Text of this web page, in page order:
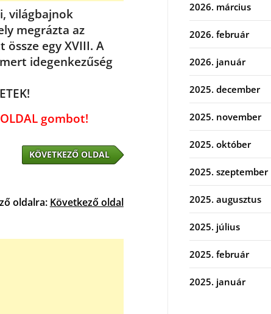
világbajnok
megrázta az
egy XVIII. A
idegenkezűség
gombot!
KÖVETKEZŐ OLDAL
oldalra: Következő oldal
2026. március
2026. február
2026. január
2025. december
2025. november
2025. október
2025. szeptember
2025. augusztus
2025. július
2025. február
2025. január